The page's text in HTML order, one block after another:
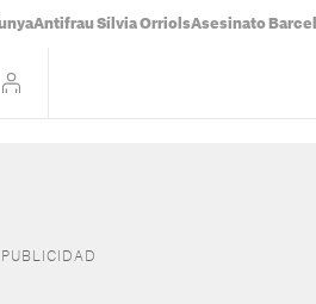
Antifrau Sílvia OrriolsAsesinato